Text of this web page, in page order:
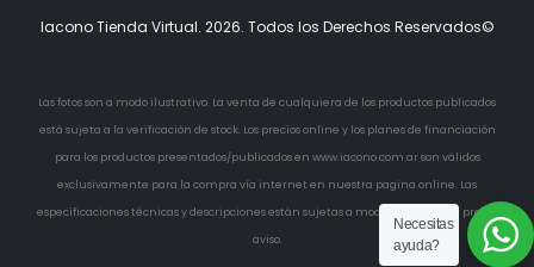
Iacono Tienda Virtual. 2026. Todos los Derechos Reservados©
Las fotos son a modo ilustrativo. La venta de cualquiera de los productos publicados
está sujeta a la verificación de stock. Los precios online y los planes de financiación
para los productos presentados/publicados en www.iacono.com.ar son válidos
exclusivamente para la compra vía internet en nuestra pagina online. Las
especificaciones técnicas y descripciones están sujetas a modificaciones sin previo
aviso.
Necesitas
ayuda?